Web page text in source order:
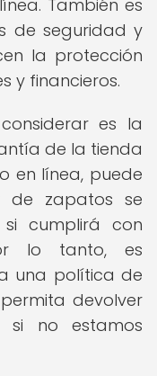
También es
de seguridad y
la protección
y financieros.
es la
de la tienda
en línea, puede
de zapatos se
cumplirá con
lo tanto, es
una política de
devolver
si no estamos